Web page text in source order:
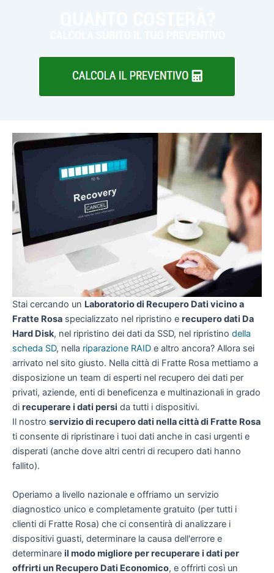
Stai cercando un Laboratorio di Recupero Dati vicino a
Fratte Rosa specializzato nel ripristino e recupero dati Da
Hard Disk, nel ripristino dei dati da SSD, nel ripristino della
scheda SD, nella riparazione RAID e altro ancora? Allora sei
arrivato nel sito giusto. Nella città di Fratte Rosa mettiamo a
disposizione un team di esperti nel recupero dei dati per
privati, aziende, enti di beneficenza e multinazionali in grado
di recuperare i dati persi da tutti i dispositivi.
Il nostro servizio di recupero dati nella città di Fratte Rosa
ti consente di ripristinare i tuoi dati anche in casi urgenti e
disperati (anche dove altri centri di recupero dati hanno
fallito).
Operiamo a livello nazionale e offriamo un servizio
diagnostico unico e completamente gratuito (per tutti i
clienti di Fratte Rosa) che ci consentirà di analizzare i
dispositivi guasti, determinare la causa dell'errore e
determinare il modo migliore per recuperare i dati per
offrirti un Recupero Dati Economico, e offrirti così un